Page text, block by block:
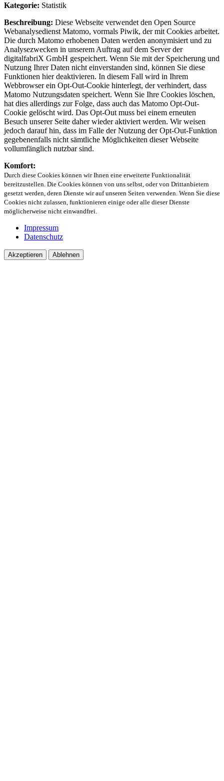
Kategorie: Statistik
Beschreibung: Diese Webseite verwendet den Open Source
Webanalysedienst Matomo, vormals Piwik, der mit Cookies arbeitet.
Die durch Matomo erhobenen Daten werden anonymisiert und zu
Analysezwecken in unserem Auftrag auf dem Server der
digitalfabriX GmbH gespeichert. Wenn Sie mit der Speicherung und
Nutzung Ihrer Daten nicht einverstanden sind, können Sie diese
Funktionen hier deaktivieren. In diesem Fall wird in Ihrem
Webbrowser ein Opt-Out-Cookie hinterlegt, der verhindert, dass
Matomo Nutzungsdaten speichert. Wenn Sie Ihre Cookies löschen,
hat dies allerdings zur Folge, dass auch das Matomo Opt-Out-
Cookie gelöscht wird. Das Opt-Out muss bei einem erneuten
Besuch unserer Seite daher wieder aktiviert werden. Wir weisen
jedoch darauf hin, dass im Falle der Nutzung der Opt-Out-Funktion
gegebenenfalls nicht sämtliche Möglichkeiten dieser Webseite
vollumfänglich nutzbar sind.
Komfort:
Durch diese Cookies können wir Ihnen eine erweiterte Funktionalität
bereitzustellen. Die Cookies können von uns selbst, oder von Drittanbietern
gesetzt werden, deren Dienste wir auf unseren Seiten verwenden. Wenn Sie diese
Cookies nicht zulassen, funktionieren einige oder alle dieser Dienste
möglicherweise nicht einwandfrei.
Impressum
Datenschutz
Akzeptieren Ablehnen